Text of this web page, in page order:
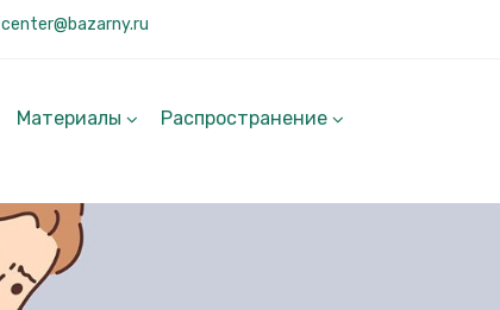
center@bazarny.ru
Материалы Распространение